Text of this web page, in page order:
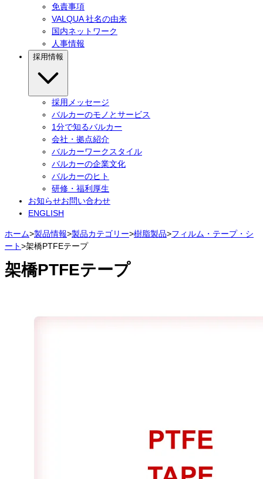
免責事項
VALQUA 社名の由来
国内ネットワーク
人事情報
採用情報
採用メッセージ
バルカーのモノとサービス
1分で知るバルカー
会社・拠点紹介
バルカーワークスタイル
バルカーの企業文化
バルカーのヒト
研修・福利厚生
お知らせお問い合わせ
ENGLISH
ホーム>製品情報>製品カテゴリー>樹脂製品>フィルム・テープ・シ
ート>架橋PTFEテープ
架橋PTFEテープ